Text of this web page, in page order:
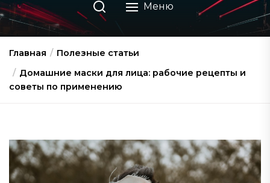
Меню
Главная
Полезные статьи
Домашние маски для лица: рабочие рецепты и
советы по применению